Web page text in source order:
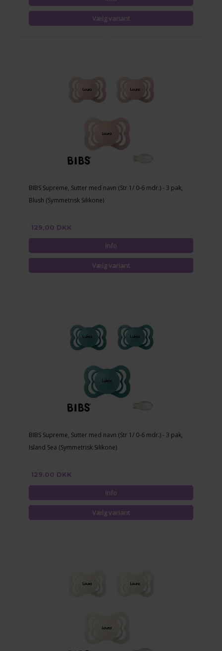
BIBS Supreme, Sutter med navn (Str 1/ 0-6 mdr.) - 3 pak,
Blush (Symmetrisk Silikone)
129,00 DKK
BIBS Supreme, Sutter med navn (Str 1/ 0-6 mdr.) - 3 pak,
Island Sea (Symmetrisk Silikone)
129,00 DKK